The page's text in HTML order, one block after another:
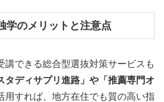
学のメリットと注意点
講できる総合型選抜対策サービスも
タディサプリ進路」や「推薦専門オ
用すれば、地方在住でも質の高い指